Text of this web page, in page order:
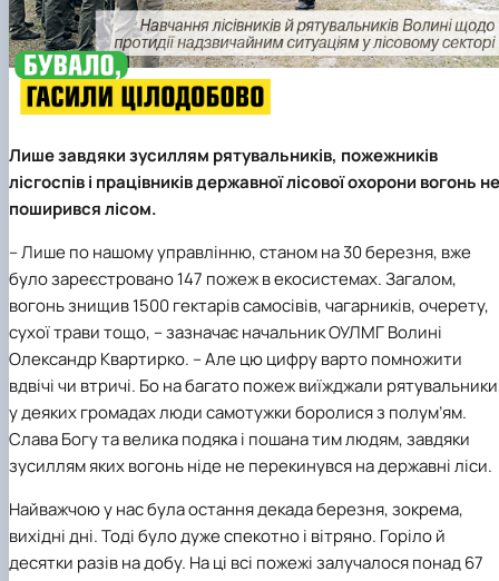
Іноземні мови
Працевлаштування
Їдальні та буфети
Студентські квитки
Центр вивчення мов
Психологічна підтримка
Інклюзивне середовище
Рада молодих вчених
Наукові школи
Стартап школа НУБіП України
Методичні рекомендації, пам'ятки
Форми документів
Патентно-ліцензійна діяльність
ЦКНО «Агропромисловий комплекс, лісове і
садово-паркове господарство, ветеринарна
медицина»
Обладнання НУБіП України
Біоетична комісія
Наукові видання
Досліднику та автору
Звіт про проведення НТЗ
Наукові журнали НУБіП України
Пам'ятка про проведення науково-
заходів
Результати науково-технічних заходів
Монографії
Наука для бізнесу
Каталог наукових послуг
«SEB-2024»
Наглядова рада
Рада роботодавців
Благодійний фонд «Голосіївська ініціатива
2020»
Історія університету
Видатні випускники та працівники
Звіт ректора
Пам'яті захисників України
Почесні доктори і професори НУБіП України
Університетський кур'єр
Вибори ректора
Доступ до публічної інформації
Державні закупівлі
Офіційна символіка
Антикорупційні заходи
Уповноважена особа з питань запобігання
Положення про антикорупційного
уповноваженого НУБіП України
Інформаційні ресурси НАЗК
Методичні роз’яснення НАЗК
Антикорупційні заходи
Гендерна радниця
Лише завдяки зусиллям рятувальників, пожежників
лісгоспів і працівників державної лісової охорони вогонь не
поширився лісом.
– Лише по нашому управлінню, станом на 30 березня, вже
було зареєстровано 147 пожеж в екосистемах. Загалом,
вогонь знищив 1500 гектарів самосівів, чагарників, очерету,
сухої трави тощо, – зазначає начальник ОУЛМГ Волині
Олександр Квартирко. – Але цю цифру варто помножити
вдвічі чи втричі. Бо на багато пожеж виїжджали
у деяких громадах люди самотужки боролися з полум’ям.
Слава Богу та велика подяка і пошана тим людям, завдяки
зусиллям яких вогонь ніде не перекинувся на державні ліси.
Найважчою у нас була остання декада березня, зокрема,
вихідні дні. Тоді було дуже спекотно і вітряно. Горіло й
десятки разів на добу. На ці всі пожежі залучалося понад 67